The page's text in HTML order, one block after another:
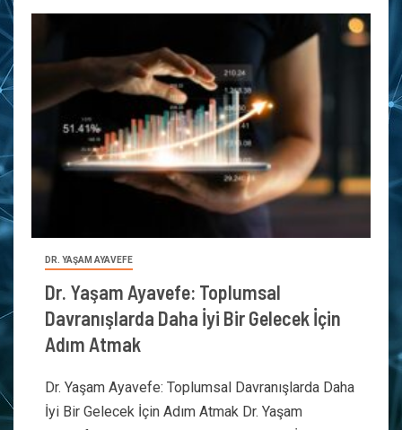
DR. YAŞAM AYAVEFE
Dr. Yaşam Ayavefe: Toplumsal
Davranışlarda Daha İyi Bir Gelecek İçin
Adım Atmak
Dr. Yaşam Ayavefe: Toplumsal Davranışlarda Daha
İyi Bir Gelecek İçin Adım Atmak Dr. Yaşam